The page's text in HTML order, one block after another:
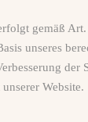
gemäß Art.
unseres
der
Website.